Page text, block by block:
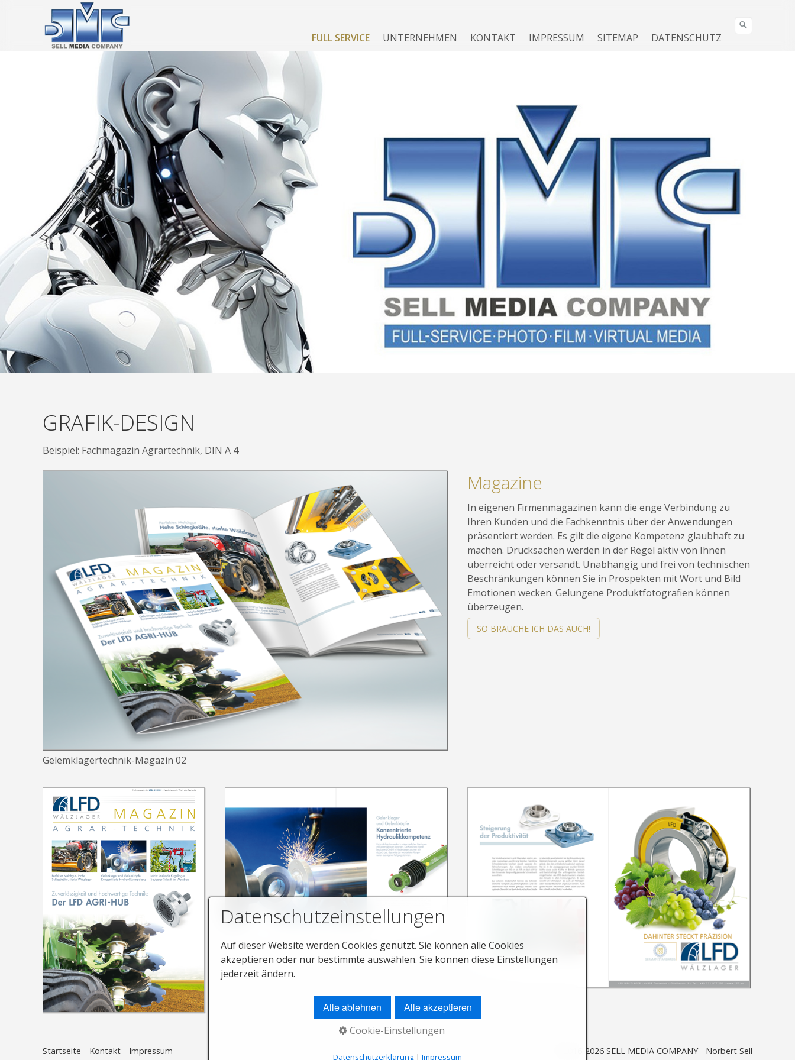
FULL SERVICE UNTERNEHMEN KONTAKT IMPRESSUM SITEMAP DATENSCHUTZ
GRAFIK-DESIGN
Beispiel: Fachmagazin Agrartechnik, DIN A 4
Gelemklagertechnik-Magazin 02
Magazine
In eigenen Firmenmagazinen kann die enge Verbindung zu
Ihren Kunden und die Fachkenntnis über der Anwendungen
präsentiert werden. Es gilt die eigene Kompetenz glaubhaft zu
machen. Drucksachen werden in der Regel aktiv von Ihnen
überreicht oder versandt. Unabhängig und frei von technischen
Beschränkungen können Sie in Prospekten mit Wort und Bild
Emotionen wecken. Gelungene Produktfotografien können
überzeugen.
SO BRAUCHE ICH DAS AUCH!
Startseite Kontakt Impressum © 2016-2026 SELL MEDIA COMPANY - Norbert Sell
Datenschutzeinstellungen
Auf dieser Website werden Cookies genutzt. Sie können alle Cookies
akzeptieren oder nur bestimmte auswählen. Sie können diese Einstellungen
jederzeit ändern.
Alle ablehnen Alle akzeptieren
Cookie-Einstellungen
Datenschutzerklärung | Impressum